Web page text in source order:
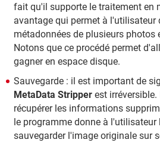
fait qu'il supporte le traitement en
avantage qui permet à l'utilisateur
métadonnées de plusieurs photos
Notons que ce procédé permet
gagner en espace disque.
Sauvegarde : il est important de
MetaData Stripper est
récupérer les informations
le programme donne à l'utilisateur
sauvegarder l'image originale sur